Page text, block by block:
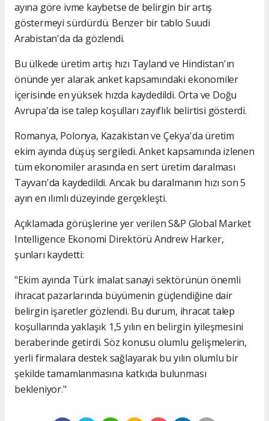
ayına göre ivme kaybetse de belirgin bir artış
göstermeyi sürdürdü. Benzer bir tablo Suudi
Arabistan'da da gözlendi.
Bu ülkede üretim artış hızı Tayland ve Hindistan'ın
önünde yer alarak anket kapsamındaki ekonomiler
içerisinde en yüksek hızda kaydedildi. Orta ve Doğu
Avrupa'da ise talep koşulları zayıflık belirtisi gösterdi.
Romanya, Polonya, Kazakistan ve Çekya'da üretim
ekim ayında düşüş sergiledi. Anket kapsamında izlenen
tüm ekonomiler arasında en sert üretim daralması
Tayvan'da kaydedildi. Ancak bu daralmanın hızı son 5
ayın en ılımlı düzeyinde gerçekleşti.
Açıklamada görüşlerine yer verilen S&P Global Market
Intelligence Ekonomi Direktörü Andrew Harker,
şunları kaydetti:
"Ekim ayında Türk imalat sanayi sektörünün önemli
ihracat pazarlarında büyümenin güçlendiğine dair
belirgin işaretler gözlendi. Bu durum, ihracat talep
koşullarında yaklaşık 1,5 yılın en belirgin iyileşmesini
beraberinde getirdi. Söz konusu olumlu gelişmelerin,
yerli firmalara destek sağlayarak bu yılın olumlu bir
şekilde tamamlanmasına katkıda bulunması
bekleniyor."